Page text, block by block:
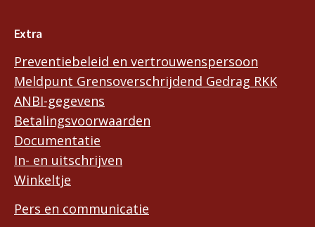
Extra
Preventiebeleid en vertrouwenspersoon
Meldpunt Grensoverschrijdend Gedrag RKK
ANBI-gegevens
Betalingsvoorwaarden
Documentatie
In- en uitschrijven
Winkeltje
Pers en communicatie